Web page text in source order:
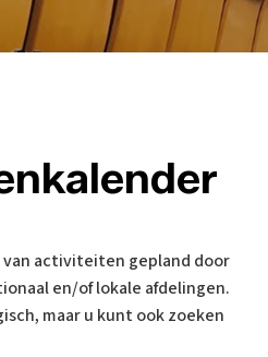
activiteiten gepland door
en/of lokale afdelingen.
maar u kunt ook zoeken